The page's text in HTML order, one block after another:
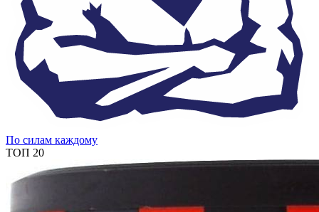
По силам каждому
ТОП 20